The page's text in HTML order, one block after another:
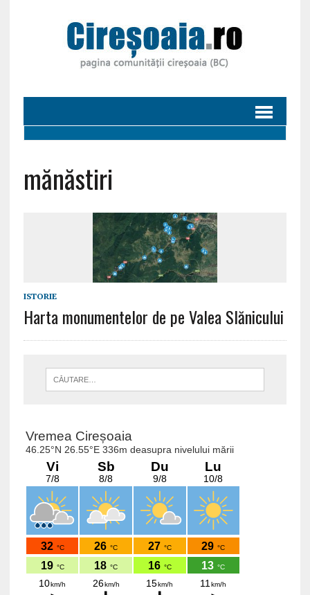
mănăstiri
ISTORIE
Harta monumentelor de pe Valea Slănicului